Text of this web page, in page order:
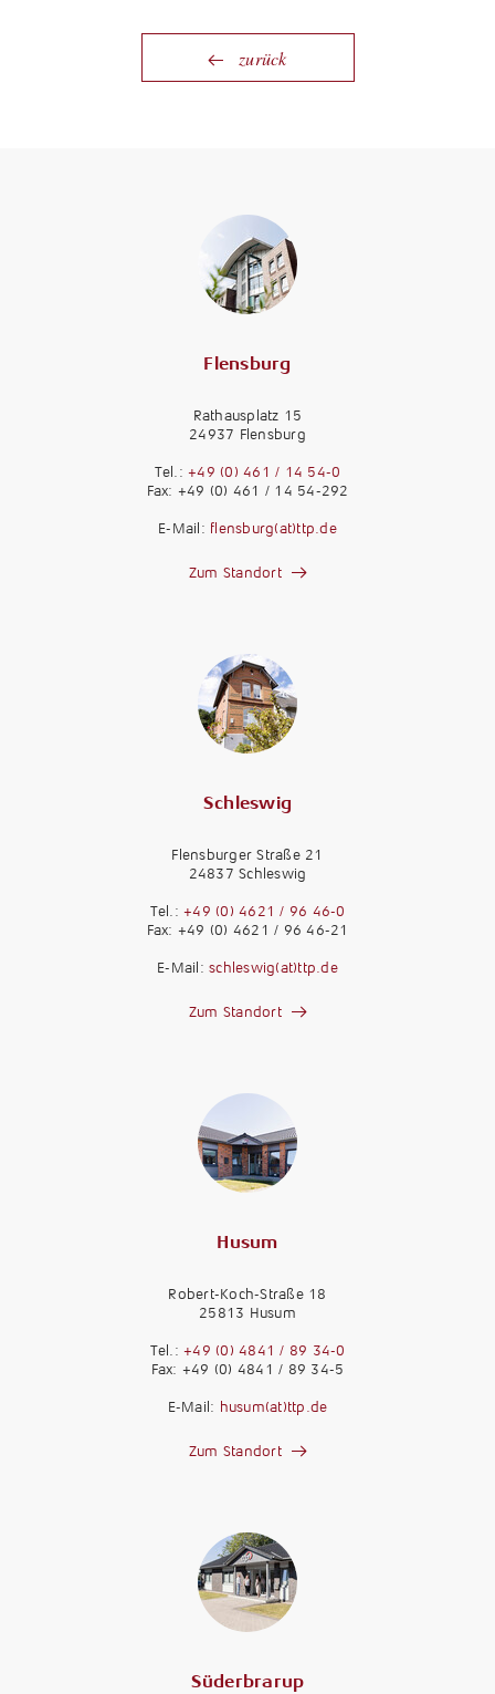
zurück
Flensburg
Rathausplatz 15
24937 Flensburg
Tel.:+49 (0) 461 / 14 54-0
Fax: +49 (0) 461 / 14 54-292
E-Mail: flensburg(at)ttp.de
Zum Standort
Schleswig
Flensburger Straße 21
24837 Schleswig
Tel.: +49 (0) 4621 / 96 46-0
Fax: +49 (0) 4621 / 96 46-21
E-Mail:schleswig(at)ttp.de
Zum Standort
Husum
Robert-Koch-Straße 18
25813 Husum
Tel.: +49 (0) 4841 / 89 34-0
Fax: +49 (0) 4841 / 89 34-5
E-Mail: husum(at)ttp.de
Zum Standort
Süderbrarup